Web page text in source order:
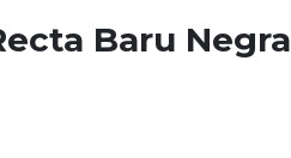
Baru Negra